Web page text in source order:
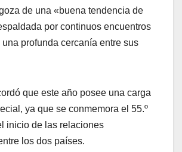
de una «buena tendencia de
por continuos encuentros
profunda cercanía entre sus
que este año posee una carga
ya que se conmemora el 55.º
inicio de las relaciones
los dos países.